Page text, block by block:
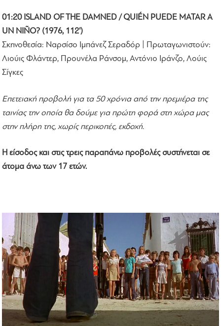
01:20 ISLAND OF THE DAMNED / QUIÉN PUEDE MATAR A
UN NIÑO? (1976, 112')
Σκηνοθεσία: Ναρσίσο Ιμπάνεζ Σεραδόρ | Πρωταγωνιστούν:
Λιούις Φλάντερ, Προυνέλα Ράνσομ, Αντόνιο Ιράνζο, Λούις
Σίγκες
Επετειακή προβολή για τα 50 χρόνια από την πρεμιέρα της
ταινίας την οποία θα δούμε για πρώτη φορά στη χώρα μας
στην πλήρη της, χωρίς περικοπές, εκδοχή.
Η είσοδος και στις τρεις παραπάνω προβολές συστήνεται σε
άτομα άνω των 17 ετών.